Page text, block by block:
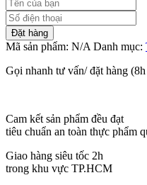
Đặt hàng
Mã sản phẩm: N/A Danh mục:
Gọi nhanh tư vấn/ đặt hàng
Cam kết sản phẩm đều đạt
tiêu chuẩn an toàn thực phẩm
Giao hàng siêu tốc 2h
trong khu vực TP.HCM